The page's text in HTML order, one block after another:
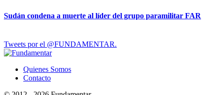
Sudán condena a muerte al líder del grupo paramilitar FAR
Tweets por el @FUNDAMENTAR.
Quienes Somos
Contacto